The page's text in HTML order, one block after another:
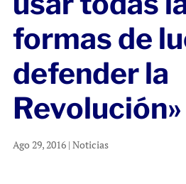
formas de
defender la
Revolución»
Ago 29, 2016| Noticias